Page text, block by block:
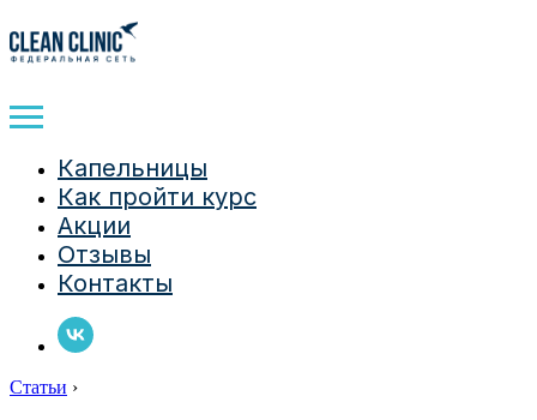
Капельницы
Как пройти курс
Акции
Отзывы
Контакты
Статьи ›